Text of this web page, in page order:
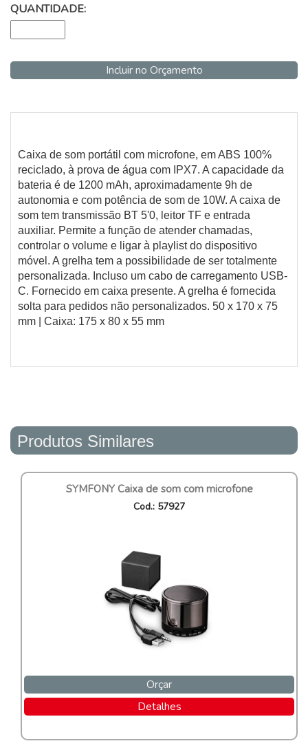
QUANTIDADE:
Incluir no Orçamento
Caixa de som portátil com microfone, em ABS 100%
reciclado, à prova de água com IPX7. A capacidade da
bateria é de 1200 mAh, aproximadamente 9h de
autonomia e com potência de som de 10W. A caixa de
som tem transmissão BT 5'0, leitor TF e entrada
auxiliar. Permite a função de atender chamadas,
controlar o volume e ligar à playlist do dispositivo
móvel. A grelha tem a possibilidade de ser totalmente
personalizada. Incluso um cabo de carregamento USB-
C. Fornecido em caixa presente. A grelha é fornecida
solta para pedidos não personalizados. 50 x 170 x 75
mm | Caixa: 175 x 80 x 55 mm
Produtos Similares
SYMFONY Caixa de som com microfone
Cod.: 57927
Orçar
Detalhes